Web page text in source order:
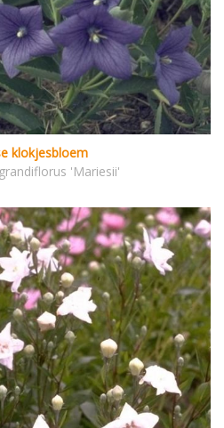
klokjesbloem
'Mariesii'